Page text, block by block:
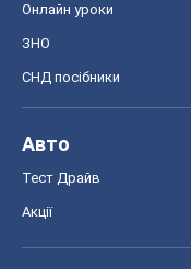
Онлайн уроки
ЗНО
СНД посібники
Авто
Тест Драйв
Акції